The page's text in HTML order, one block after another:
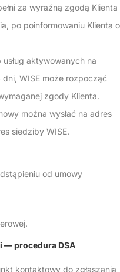
za wyraźną zgodą Klienta
po poinformowaniu Klienta o
aktywowanych na
dni, WISE może rozpocząć
zgody Klienta.
można wysłać na adres
siedziby WISE.
od umowy
— procedura DSA
kontaktowy do zgłaszania